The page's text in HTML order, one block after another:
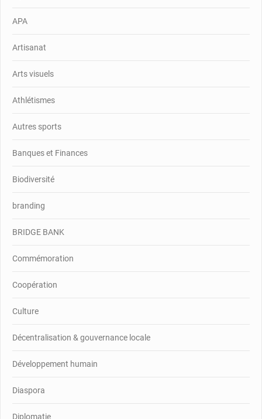
APA
Artisanat
Arts visuels
Athlétismes
Autres sports
Banques et Finances
Biodiversité
branding
BRIDGE BANK
Commémoration
Coopération
Culture
Décentralisation & gouvernance locale
Développement humain
Diaspora
Diplomatie